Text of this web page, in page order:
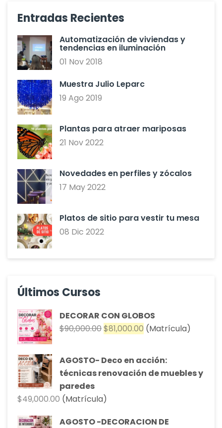
Entradas Recientes
Automatización de viviendas y
tendencias en iluminación
01 Nov 2018
Muestra Julio Leparc
19 Ago 2019
Plantas para atraer mariposas
21 Nov 2022
Novedades en perfiles y zócalos
17 May 2022
Platos de sitio para vestir tu mesa
08 Dic 2022
Últimos Cursos
DECORAR CON GLOBOS
$90,000.00El
era:
$90,000.00.
$81,000.00 El
actual
es:
$81,000.00.
(Matrícula)
AGOSTO- Deco en acción:
técnicas renovación de muebles y
paredes
$49,000.00 (Matrícula)
AGOSTO -DECORACION DE